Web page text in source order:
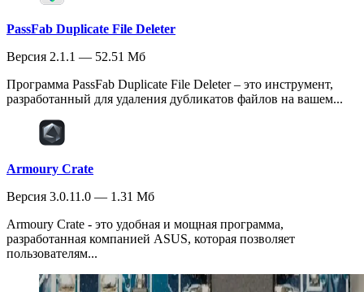
PassFab Duplicate File Deleter
Версия 2.1.1 — 52.51 Мб
Программа PassFab Duplicate File Deleter – это инструмент,
разработанный для удаления дубликатов файлов на вашем...
Armoury Crate
Версия 3.0.11.0 — 1.31 Мб
Armoury Crate - это удобная и мощная программа,
разработанная компанией ASUS, которая позволяет
пользователям...